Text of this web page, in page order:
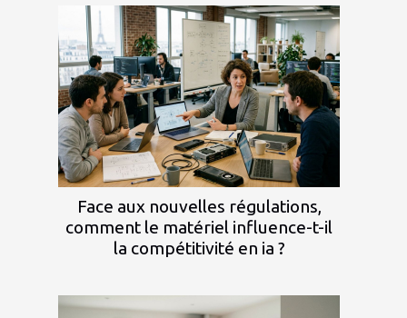
Face aux nouvelles régulations,
comment le matériel influence-t-il
la compétitivité en ia ?